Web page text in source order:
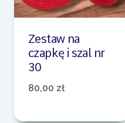
Zestaw na
czapkę i szal nr
30
80,00 zł